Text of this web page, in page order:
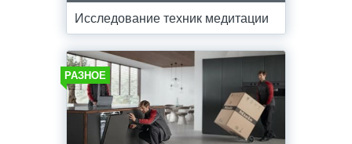
Исследование техник медитации
РАЗНОЕ